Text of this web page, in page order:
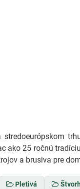
25 ročnú
a brusiva pre
Pletivá